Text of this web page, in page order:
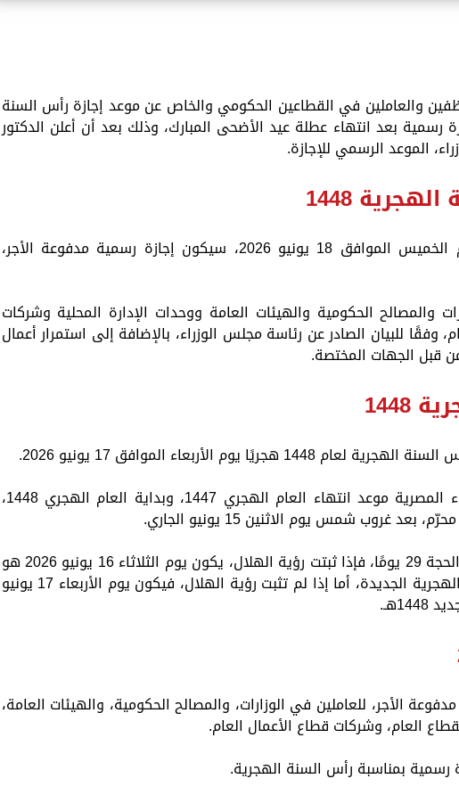
والعاملين في القطاعين الحكومي والخاص عن موعد إجازة رأس السنة
أول إجازة رسمية بعد انتهاء عطلة عيد الأضحى المبارك، وذلك بعد أن أعلن الدكتور
الموعد الرسمي للإجازة.
1448
أعلن رئيس مجلس الوزراء، أن يوم الخميس الموافق 18 يونيو 2026، سيكون إجازة رسمية مدفوعة الأجر،
والمصالح الحكومية والهيئات العامة ووحدات الإدارة المحلية وشركات
وفقًا للبيان الصادر عن رئاسة مجلس الوزراء، بالإضافة إلى استمرار أعمال
قبل الجهات المختصة.
يوم الأربعاء الموافق 17 يونيو 2026.
ويترقب المواطنون إعلان دار الإفتاء المصرية موعد انتهاء العام الهجري 1447، وبداية العام الهجري 1448،
غروب شمس يوم الاثنين 15 يونيو الجاري.
ويتم التحقق مما إذا كان شهر ذو الحجة 29 يومًا، فإذا ثبتت رؤية الهلال، يكون يوم الثلاثاء 16 يونيو 2026 هو
أول أيام شهر محرّم وبداية السنة الهجرية الجديدة، أما إذا لم تثبت رؤية الهلال، فيكون يوم الأربعاء 17 يونيو
الأجر، للعاملين في الوزارات، والمصالح الحكومية، والهيئات العامة،
العام، وشركات قطاع الأعمال العام.